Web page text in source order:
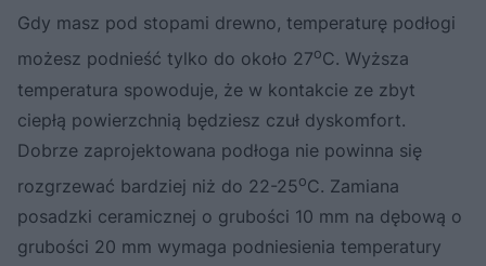
Gdy masz pod stopami drewno, temperaturę podłogi
możesz podnieść tylko do około 27oC. Wyższa
temperatura spowoduje, że w kontakcie ze zbyt
ciepłą powierzchnią będziesz czuł dyskomfort.
Dobrze zaprojektowana podłoga nie powinna się
rozgrzewać bardziej niż do 22-25oC. Zamiana
posadzki ceramicznej o grubości 10 mm na dębową o
grubości 20 mm wymaga podniesienia temperatury